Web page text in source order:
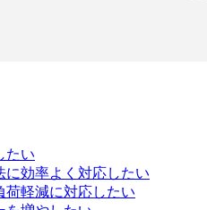
たい
に効率よく対応したい
荷軽減に対応したい